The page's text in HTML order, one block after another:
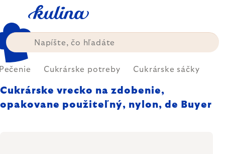
obsah
Cukrárske potreby Cukrárske sáčky
Cukrárske vrecko na zdobenie,
opakovane použiteľný, nylon, de Buyer